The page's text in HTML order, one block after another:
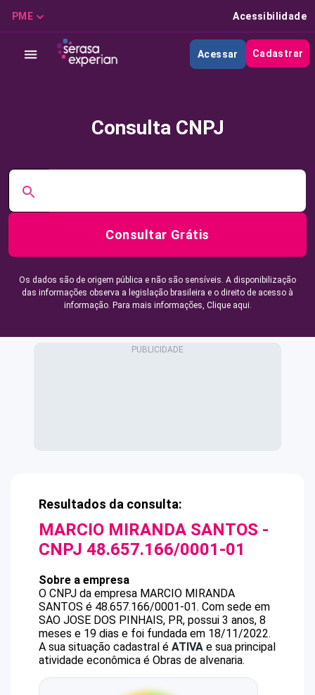
PME Acessibilidade
Acessar Cadastrar
Consulta CNPJ
Consultar Grátis
Os dados são de origem pública e não são sensíveis. A disponibilização
das informações observa a legislação brasileira e o direito de acesso à
informação. Para mais informações, Clique aqui.
Resultados da consulta:
MARCIO MIRANDA SANTOS -
CNPJ 48.657.166/0001-01
Sobre a empresa
O CNPJ da empresa MARCIO MIRANDA
SANTOS é 48.657.166/0001-01. Com sede em
SAO JOSE DOS PINHAIS, PR, possui 3 anos, 8
meses e 19 dias e foi fundada em 18/11/2022.
A sua situação cadastral é ATIVA e sua principal
atividade econômica é Obras de alvenaria.